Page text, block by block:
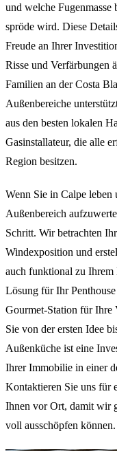
und welche
spröde wird. Diese
Freude an Ihrer
Risse und Verfärbungen
Familien an der Costa
Außenbereiche
aus den besten lokalen
Gasinstallateur, die alle
Region besitzen.
Wenn Sie in Calpe leben
Außenbereich
Schritt. Wir betrachten
Windexposition und
auch funktional zu Ihrem
Lösung für Ihr
Gourmet-Station für Ihre
Sie von der ersten Idee
Außenküche ist eine
Ihrer Immobilie in einer
Kontaktieren Sie uns für
Ihnen vor Ort, damit wir
voll ausschöpfen können.